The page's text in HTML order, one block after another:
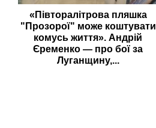
«Півторалітрова пляшка
"Прозорої" може коштувати
комусь життя». Андрій
Єременко — про бої за
Луганщину,...